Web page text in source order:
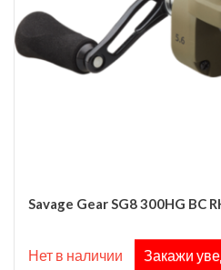
Savage Gear SG8 300HG BC
Нет в наличии Закажи